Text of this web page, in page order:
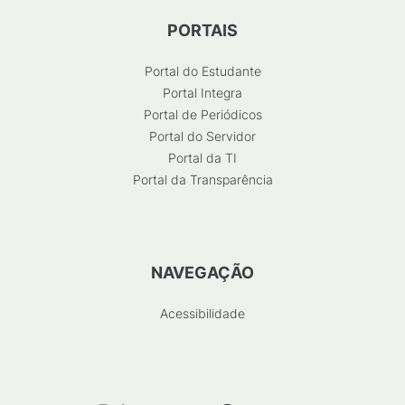
PORTAIS
Portal do Estudante
Portal Integra
Portal de Periódicos
Portal do Servidor
Portal da TI
Portal da Transparência
NAVEGAÇÃO
Acessibilidade